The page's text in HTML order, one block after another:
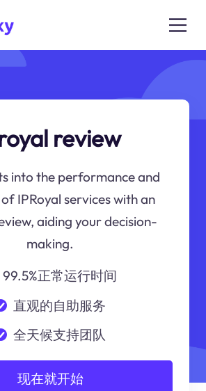
review
into the performance and
IPRoyal services with an
aiding your decision-
making.
99.5%正常运行时间
直观的自助服务
全天候支持团队
现在就开始